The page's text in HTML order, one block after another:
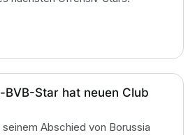
BVB-Star hat neuen Club
Abschied von Borussia